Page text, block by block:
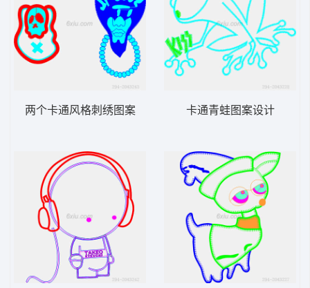
两个卡通风格刺绣图案 卡通青蛙图案设计